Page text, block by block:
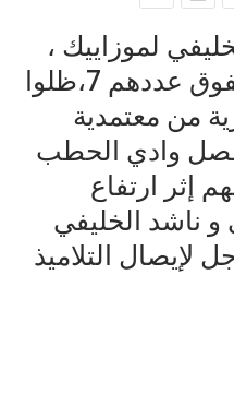
لموزاييك ،
أن عددا من التلاميذ، يفوق عددهم 7،ظلوا
من معتمدية
وادي الحطب
إثر ارتفاع
و ناشد الخليفي
لإيصال التلاميذ